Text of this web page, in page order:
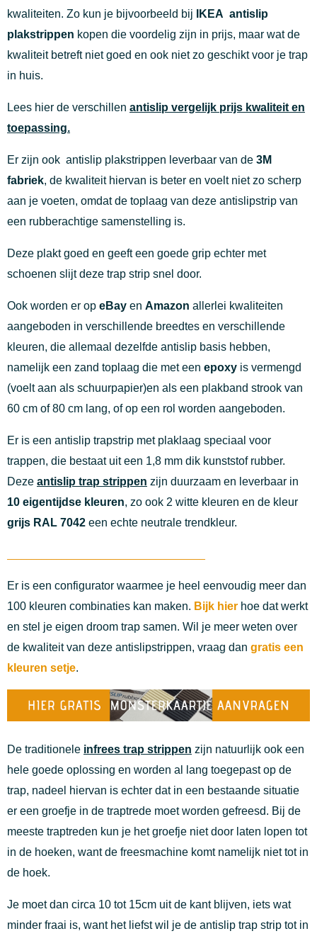
kwaliteiten. Zo kun je bijvoorbeeld bij
IKEA antislip
plakstrippen kopen die voordelig zijn in prijs, maar wat de
kwaliteit betreft niet goed en ook niet zo geschikt voor je trap
in huis.
Lees hier de verschillen antislip vergelijk prijs kwaliteit en
toepassing.
Er zijn ook antislip plakstrippen leverbaar van de 3M
fabriek, de kwaliteit hiervan is beter en voelt niet zo scherp
aan je voeten, omdat de toplaag van deze antislipstrip van
een rubberachtige samenstelling is.
Deze plakt goed en geeft een goede grip echter met
schoenen slijt deze trap strip snel door.
Ook worden er op eBay en Amazon allerlei kwaliteiten
aangeboden in verschillende breedtes en verschillende
kleuren, die allemaal dezelfde antislip basis hebben,
namelijk een zand toplaag die met een epoxy is vermengd
(voelt aan als schuurpapier)en als een plakband strook van
60 cm of 80 cm lang, of op een rol worden aangeboden.
Er is een antislip trapstrip met plaklaag speciaal voor
trappen, die bestaat uit een 1,8 mm dik kunststof rubber.
Deze antislip trap strippen zijn duurzaam en leverbaar in
10 eigentijdse kleuren, zo ook 2 witte kleuren en de kleur
grijs RAL 7042 een echte neutrale trendkleur.
Er is een configurator waarmee je heel eenvoudig meer dan
100 kleuren combinaties kan maken. Bijk hier hoe dat werkt
en stel je eigen droom trap samen. Wil je meer weten over
de kwaliteit van deze antislipstrippen, vraag dan gratis een
kleuren setje.
De traditionele infrees trap strippen zijn natuurlijk ook een
hele goede oplossing en worden al lang toegepast op de
trap, nadeel hiervan is echter dat in een bestaande situatie
er een groefje in de traptrede moet worden gefreesd. Bij de
meeste traptreden kun je het groefje niet door laten lopen tot
in de hoeken, want de freesmachine komt namelijk niet tot in
de hoek.
Je moet dan circa 10 tot 15cm uit de kant blijven, iets wat
minder fraai is, want het liefst wil je de antislip trap strip tot in